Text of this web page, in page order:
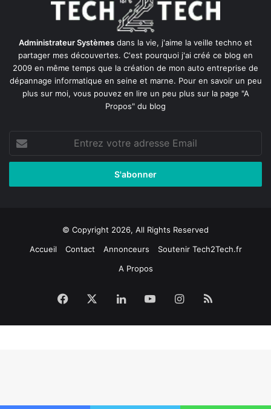
Administrateur Systèmes dans la vie, j'aime la veille techno et
partager mes découvertes. C'est pourquoi j'ai créé ce blog en
2009 en même temps que la création de mon auto entreprise de
dépannage informatique en seine et marne. Pour en savoir un peu
plus sur moi, vous pouvez en lire un peu plus sur la page "A
Propos" du blog
Entrez
votre
adresse
© Copyright 2026, All Rights Reserved
Accueil
Contact Annonceurs
Soutenir Tech2Tech.fr
A Propos
Facebook LinkedinYouTubeInstagram